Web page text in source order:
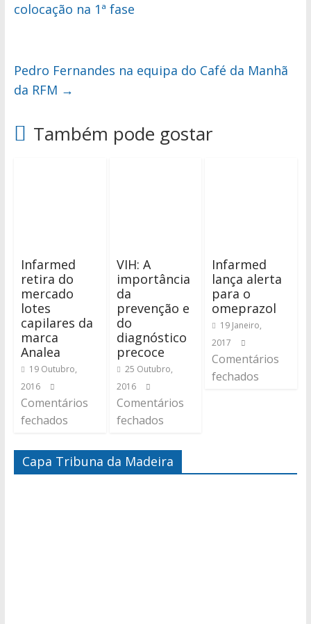
colocação na 1ª fase
Pedro Fernandes na equipa do Café da Manhã
da RFM →
Também pode gostar
Infarmed
retira do
mercado
lotes
capilares da
marca
Analea
19 Outubro,
2016
Comentários
fechados
VIH: A
importância
da
prevenção e
do
diagnóstico
precoce
25 Outubro,
2016
Comentários
fechados
Infarmed
lança alerta
para o
omeprazol
19 Janeiro,
2017
Comentários
fechados
Capa Tribuna da Madeira